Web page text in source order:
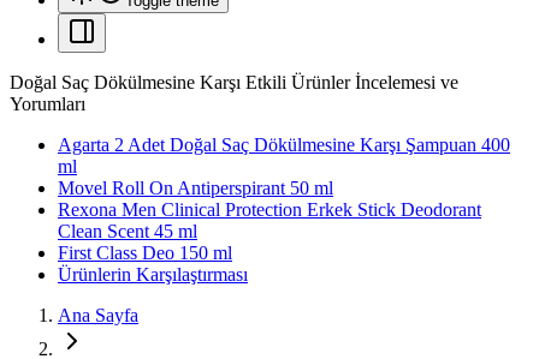
Doğal Saç Dökülmesine Karşı Etkili Ürünler İncelemesi ve
Yorumları
Agarta 2 Adet Doğal Saç Dökülmesine Karşı Şampuan 400
ml
Movel Roll On Antiperspirant 50 ml
Rexona Men Clinical Protection Erkek Stick Deodorant
Clean Scent 45 ml
First Class Deo 150 ml
Ürünlerin Karşılaştırması
Ana Sayfa